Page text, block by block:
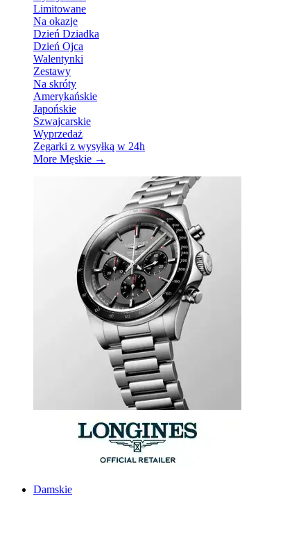
Limitowane
Na okazje
Dzień Dziadka
Dzień Ojca
Walentynki
Zestawy
Na skróty
Amerykańskie
Japońskie
Szwajcarskie
Wyprzedaż
Zegarki z wysyłką w 24h
More Męskie →
Damskie